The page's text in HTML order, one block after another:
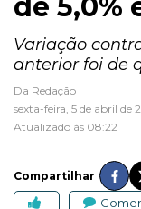
de 5,0%
Variação
anterior foi de
Da Redação
sexta-feira, 5 de abril de
Atualizado às 08:22
Compartilhar